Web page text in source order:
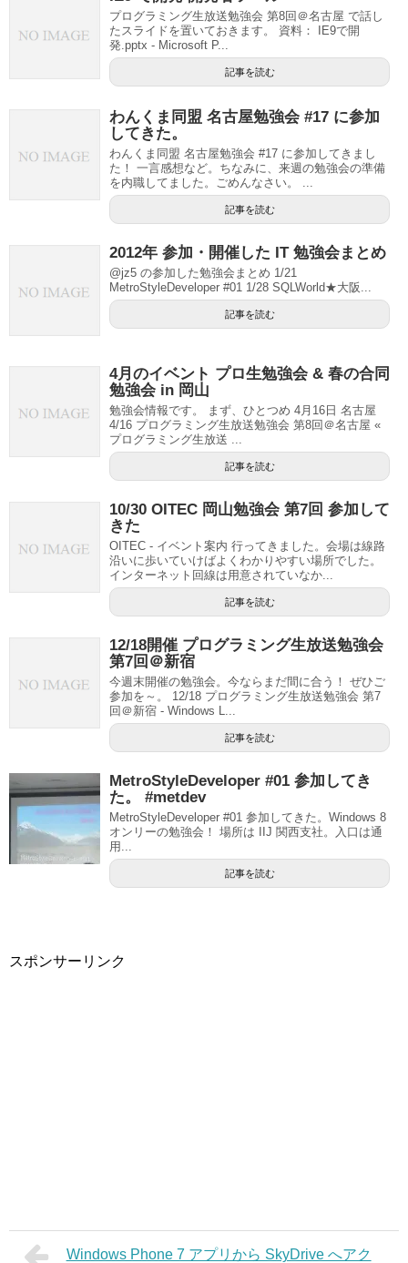
プログラミング生放送勉強会 第8回＠名古屋 で話し
たスライドを置いておきます。 資料： IE9で開
発.pptx - Microsoft P...
記事を読む
わんくま同盟 名古屋勉強会 #17 に参加
してきた。
わんくま同盟 名古屋勉強会 #17 に参加してきまし
た！ 一言感想など。ちなみに、来週の勉強会の準備
を内職してました。ごめんなさい。 ...
記事を読む
2012年 参加・開催した IT 勉強会まとめ
@jz5 の参加した勉強会まとめ 1/21
MetroStyleDeveloper #01 1/28 SQLWorld★大阪...
記事を読む
4月のイベント プロ生勉強会 & 春の合同
勉強会 in 岡山
勉強会情報です。 まず、ひとつめ 4月16日 名古屋
4/16 プログラミング生放送勉強会 第8回＠名古屋 «
プログラミング生放送 ...
記事を読む
10/30 OITEC 岡山勉強会 第7回 参加して
きた
OITEC - イベント案内 行ってきました。会場は線路
沿いに歩いていけばよくわかりやすい場所でした。
インターネット回線は用意されていなか...
記事を読む
12/18開催 プログラミング生放送勉強会
第7回＠新宿
今週末開催の勉強会。今ならまだ間に合う！ ぜひご
参加を～。 12/18 プログラミング生放送勉強会 第7
回＠新宿 - Windows L...
記事を読む
MetroStyleDeveloper #01 参加してき
た。 #metdev
MetroStyleDeveloper #01 参加してきた。Windows 8
オンリーの勉強会！ 場所は IIJ 関西支社。入口は通
用...
記事を読む
スポンサーリンク
Windows Phone 7 アプリから SkyDrive へアク